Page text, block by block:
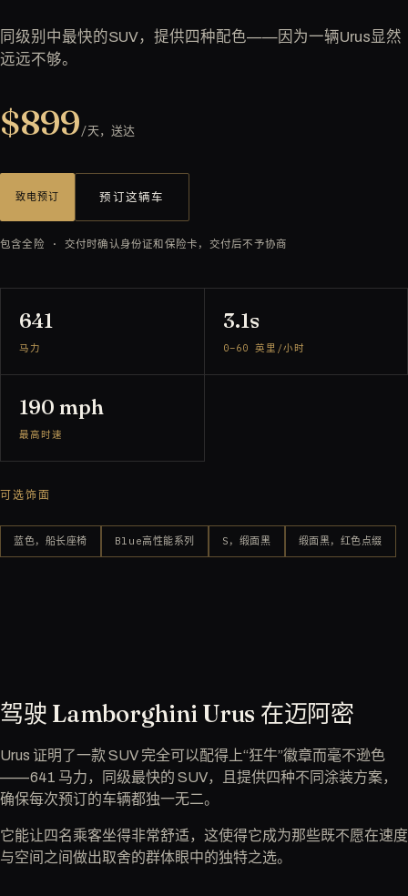
同级别中最快的SUV，提供四种配色——因为一辆Urus显然
远远不够。
$899/天，送达
致电预订 预订这辆车
包含全险 · 交付时确认身份证和保险卡，交付后不予协商
641
马力
3.1s
0–60 英里/小时
190 mph
最高时速
可选饰面
蓝色，船长座椅 Blue高性能系列 S，缎面黑 缎面黑，红色点缀
驾驶 Lamborghini Urus 在迈阿密
Urus 证明了一款 SUV 完全可以配得上“狂牛”徽章而毫不逊色
——641 马力，同级最快的 SUV，且提供四种不同涂装方案，
确保每次预订的车辆都独一无二。
它能让四名乘客坐得非常舒适，这使得它成为那些既不愿在速度
与空间之间做出取舍的群体眼中的独特之选。